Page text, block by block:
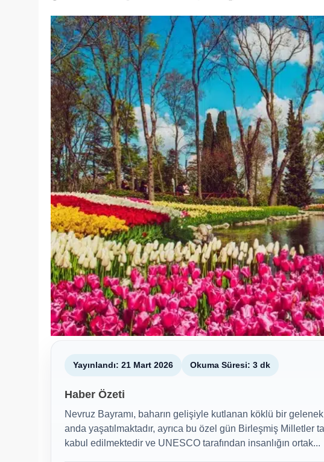
Yayınlandı: 21 Mart 2026 Okuma Süresi: 3 dk
Haber Özeti
Nevruz Bayramı, baharın gelişiyle kutlanan köklü bir
anda yaşatılmaktadır, ayrıca bu özel gün Birleşmiş Milletler
kabul edilmektedir ve UNESCO tarafından insanlığın ortak...